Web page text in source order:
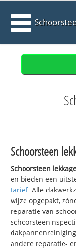
Schoorsteen
Schoorsteen
en bieden een
tarief. Alle
wijze opgepakt,
reparatie van
andere reparatie-